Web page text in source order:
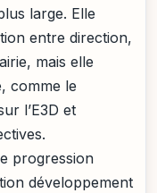
large. Elle
entre direction,
mais elle
comme le
l’E3D et
progression
développement